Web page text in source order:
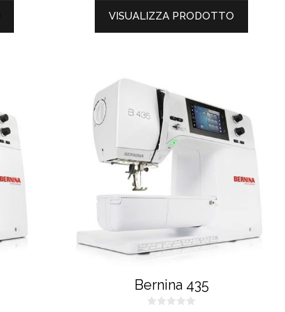
VISUALIZZA PRODOTTO
Bernina 435